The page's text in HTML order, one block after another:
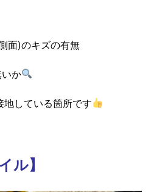
面)のキズの有無
か
している箇所です
】